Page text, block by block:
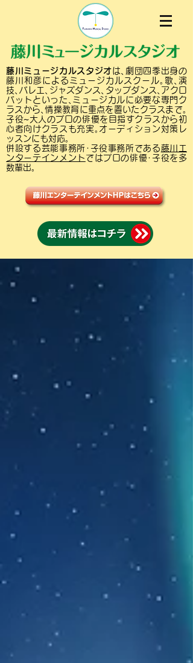
藤川ミュージカルスタジオは､劇団四季出身の
藤川和彦によるミュージカルスクール｡歌､演
技､バレエ､ジャズダンス､タップダンス､アクロ
バットといった､ミュージカルに必要な専門ク
ラスから､情操教育に重点を置いたクラスまで｡
子役~大人のプロの俳優を目指すクラスから初
心者向けクラスも充実｡オーディション対策レ
ッスンにも対応｡
併設する芸能事務所･子役事務所である 藤川エ
ンターテインメント ではプロの俳優･子役を多
数輩出｡